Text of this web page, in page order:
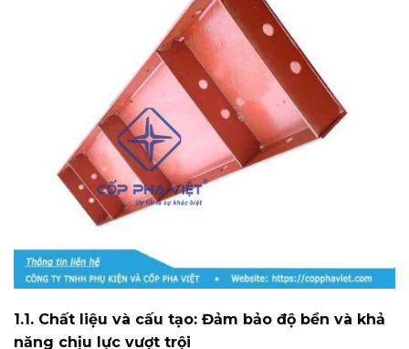
1.1. Chất liệu và cấu tạo: Đảm bảo độ bền và khả
năng chịu lực vượt trội